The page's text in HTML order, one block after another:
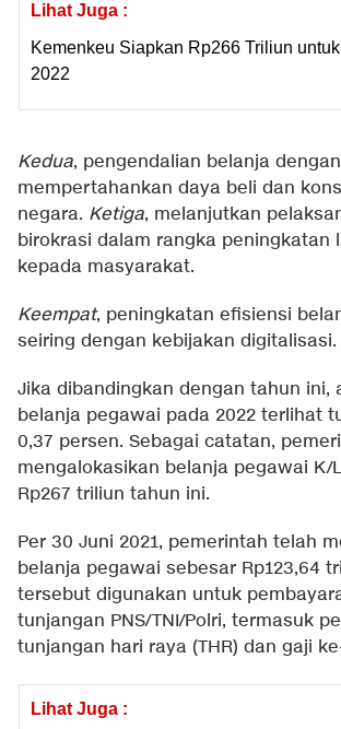
Lihat Juga :
Kemenkeu Siapkan Rp266 Triliun
2022
Kedua, pengendalian belanja
mempertahankan daya beli dan
negara. Ketiga, melanjutkan
birokrasi dalam rangka peningkatan
kepada masyarakat.
Keempat, peningkatan efisiensi
seiring dengan kebijakan digitalisasi.
Jika dibandingkan dengan tahun ini,
belanja pegawai pada 2022 terlihat
0,37 persen. Sebagai catatan,
mengalokasikan belanja pegawai K/
Rp267 triliun tahun ini.
Per 30 Juni 2021, pemerintah telah
belanja pegawai sebesar Rp123,64
tersebut digunakan untuk
tunjangan PNS/TNI/Polri, termasuk
tunjangan hari raya (THR) dan gaji
Lihat Juga :